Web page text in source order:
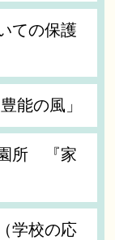
ての保護
能の風」
所 『家
学校の応